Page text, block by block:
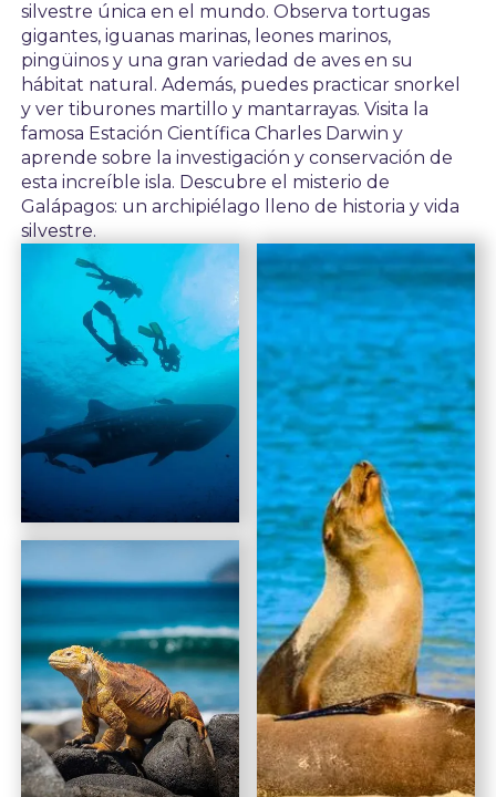
silvestre única en el mundo. Observa tortugas
gigantes, iguanas marinas, leones marinos,
pingüinos y una gran variedad de aves en su
hábitat natural. Además, puedes practicar snorkel
y ver tiburones martillo y mantarrayas. Visita la
famosa Estación Científica Charles Darwin y
aprende sobre la investigación y conservación de
esta increíble isla. Descubre el misterio de
Galápagos: un archipiélago lleno de historia y vida
silvestre.